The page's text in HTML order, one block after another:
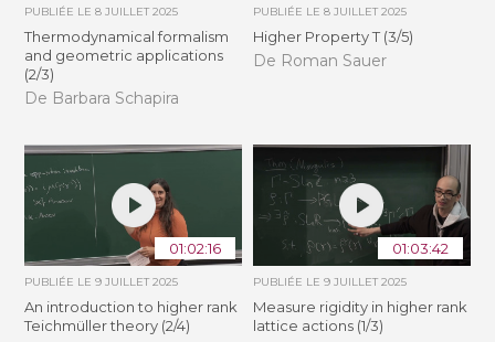
PUBLIÉE LE8 JUILLET 2025
Thermodynamical formalism
and geometric applications
(2/3)
De Barbara Schapira
PUBLIÉE LE 8 JUILLET 2025
Higher Property T (3/5)
De Roman Sauer
01:02:16
PUBLIÉE LE9 JUILLET 2025
An introduction to higher rank
Teichmüller theory (2/4)
01:03:42
PUBLIÉE LE 9 JUILLET 2025
Measure rigidity in higher rank
lattice actions (1/3)